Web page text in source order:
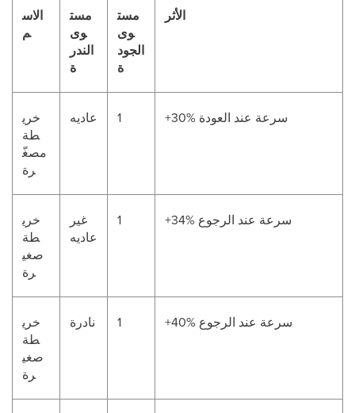
الاس
م
مست
وى
الندر
ة
مست
وى
الجود
ة
الأثر
خري
طة
مصغّ
رة
عاديه 1 +30% سرعة عند العودة
خري
طة
صغي
رة
غير
عاديه
1 +34% سرعة عند الرجوع
خري
طة
صغي
رة
نادرة 1 +40% سرعة عند الرجوع